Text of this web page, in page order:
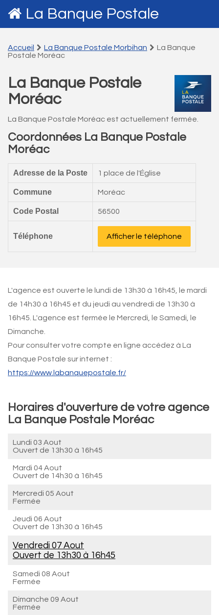
La Banque Postale
Accueil La Banque Postale Morbihan
La Banque
Postale Moréac
La Banque Postale
Moréac
La Banque Postale Moréac est actuellement fermée.
Coordonnées La Banque Postale
Moréac
Adresse de la Poste 1 place de l'Église
Commune Moréac
Code Postal 56500
Téléphone Afficher le téléphone
L'agence est ouverte le lundi de 13h30 à 16h45, le mardi
de 14h30 à 16h45 et du jeudi au vendredi de 13h30 à
16h45. L'agence est fermée le Mercredi, le Samedi, le
Dimanche.
Pour consulter votre compte en ligne accédez à La
Banque Postale sur internet :
https://www.labanquepostale.fr/
Horaires d'ouverture de votre agence
La Banque Postale Moréac
Lundi 03 Aout
Ouvert de 13h30 à 16h45
Mardi 04 Aout
Ouvert de 14h30 à 16h45
Mercredi 05 Aout
Fermée
Jeudi 06 Aout
Ouvert de 13h30 à 16h45
Vendredi 07 Aout
Ouvert de 13h30 à 16h45
Samedi 08 Aout
Fermée
Dimanche 09 Aout
Fermée